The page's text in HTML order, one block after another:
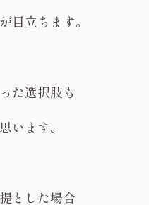
目立ちます。
た選択肢も
います。
とした場合